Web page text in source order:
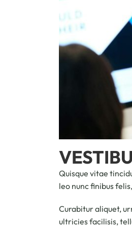
Quisque vitae
leo nunc finibus
Curabitur aliquet,
ultricies facilisis,